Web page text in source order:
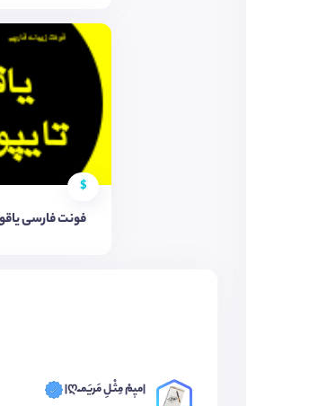
$
فونت فارسی
|میٖمْ مِثْـلِ مَریَمـْـღ|